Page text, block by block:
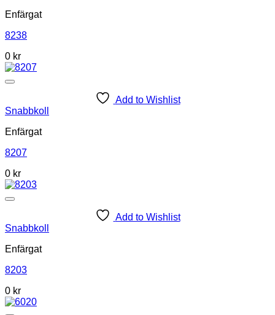
Enfärgat
8238
0 kr
Add to Wishlist
Snabbkoll
Enfärgat
8207
0 kr
Add to Wishlist
Snabbkoll
Enfärgat
8203
0 kr